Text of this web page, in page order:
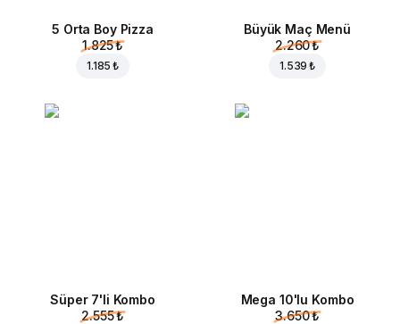
5 Orta Boy Pizza
1.825 ₺
1.185 ₺
Büyük Maç Menü
2.260 ₺
1.539 ₺
Süper 7'li Kombo
2.555 ₺
Mega 10'lu Kombo
3.650 ₺